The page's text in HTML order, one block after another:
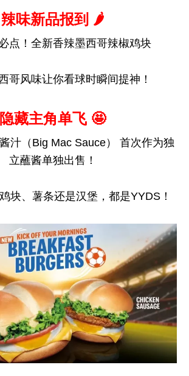
辣味新品报到 🌶️
点！全新香辣墨西哥辣椒鸡块
哥风味让你看球时瞬间提神！
隐藏主角单飞 🤩
汁（Big Mac Sauce） 首次作为独
立蘸酱单独出售！
块、薯条还是汉堡，都是YYDS！